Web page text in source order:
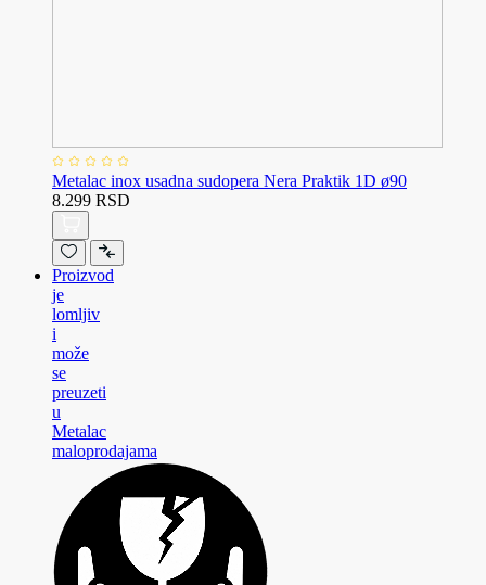
Metalac inox usadna sudopera Nera Praktik 1D ø90
8.299 RSD
Proizvod
je
lomljiv
i
može
se
preuzeti
u
Metalac
maloprodajama